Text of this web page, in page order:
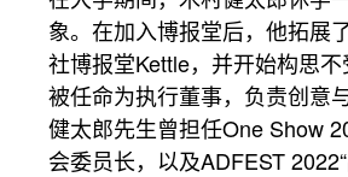
象。在加入博报堂后，他拓展
社博报堂Kettle，并开始构思
被任命为执行董事，负责创意
健太郎先生曾担任One Show
会委员长，以及ADFEST